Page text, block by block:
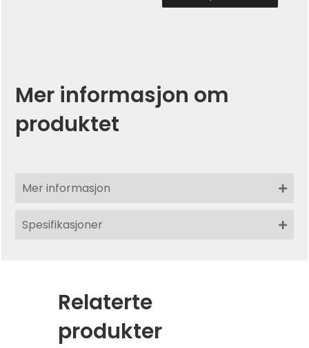
Mer informasjon om
produktet
Mer informasjon
Spesifikasjoner
Relaterte
produkter